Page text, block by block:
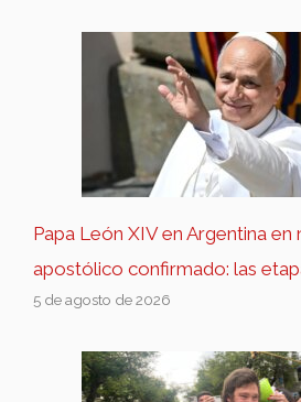
Papa León XIV en Argentina
apostólico confirmado: las
5 de agosto de 2026